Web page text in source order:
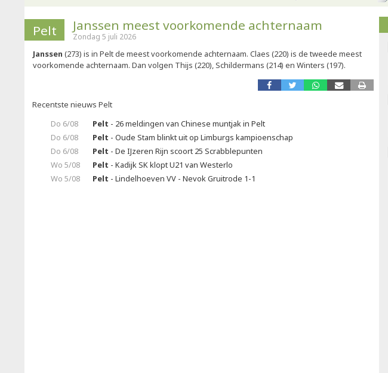
Pelt Janssen meest voorkomende achternaam
Zondag 5 juli 2026
Janssen (273) is in Pelt de meest voorkomende achternaam. Claes (220) is de tweede meest
voorkomende achternaam. Dan volgen Thijs (220), Schildermans (214) en Winters (197).
Recentste nieuws Pelt
Do 6/08
Pelt - 26 meldingen van Chinese muntjak in Pelt
Do 6/08
Pelt - Oude Stam blinkt uit op Limburgs kampioenschap
Do 6/08
Pelt - De IJzeren Rijn scoort 25 Scrabblepunten
Wo 5/08
Pelt - Kadijk SK klopt U21 van Westerlo
Wo 5/08
Pelt - Lindelhoeven VV - Nevok Gruitrode 1-1